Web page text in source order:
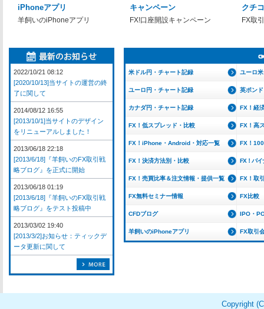
iPhoneアプリ
羊飼いのiPhoneアプリ
キャンペーン
FX!口座開設キャンペーン
クチ
FX取
米ドル円・チャート記録 ユーロ
ユーロ円・チャート記録 英ポン
カナダ円・チャート記録 FX！経
FX！低スプレッド・比較 FX！高
FX！iPhone・Android・対応一覧 FX！
FX！決済方法別・比較 FX！バイ
FX！売買比率＆注文情報・提供一覧 FX！取
FX無料セミナー情報 FX比較
CFDブログ IPO・
羊飼いのiPhoneアプリ FX取引
2022/10/21 08:12
[2020/10/13]当サイトの運営の終
了に関して
2014/08/12 16:55
[2013/10/1]当サイトのデザイン
をリニューアルしました！
2013/06/18 22:18
[2013/6/18]『羊飼いのFX取引戦
略ブログ』を正式に開始
2013/06/18 01:19
[2013/6/18]『羊飼いのFX取引戦
略ブログ』をテスト投稿中
2013/03/02 19:40
[2013/3/2]お知らせ：ティックデ
ータ更新に関して
Copyright